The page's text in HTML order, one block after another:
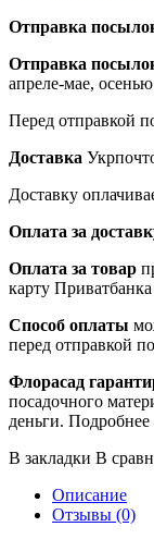
Отправка
Отправка
апреле-мае,
Перед отправкой
Доставка
Доставку
Оплата за
Оплата за товар
карту Приватбанка
Способ оплаты
перед отправкой
Флорасад
посадочного
деньги. Подробнее
В закладки В
Описание
Отзывы (0)